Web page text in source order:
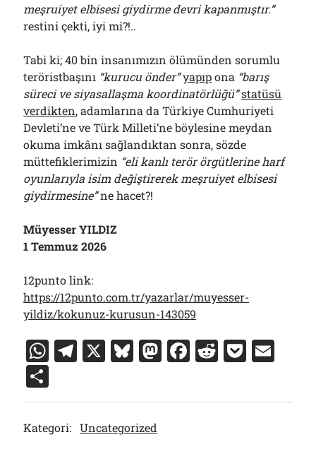
meşruiyet elbisesi giydirme devri kapanmıştır.”
restini çekti, iyi mi?!..
Tabi ki; 40 bin insanımızın ölümünden sorumlu
teröristbaşını “kurucu önder”yapıpona “barış
süreci ve siyasallaşma koordinatörlüğü”statüsü
verdikten, adamlarına da Türkiye Cumhuriyeti
Devleti’ne ve Türk Milleti’ne böylesine meydan
okuma imkânı sağlandıktan sonra, sözde
müttefiklerimizin “eli kanlı terör örgütlerine harf
oyunlarıyla isim değiştirerek meşruiyet elbisesi
giydirmesine”ne hacet?!
Müyesser YILDIZ
1 Temmuz 2026
12punto link:
https://12punto.com.tr/yazarlar/muyesser-
yildiz/kokunuz-kurusun-143059
W
at
s
A
T
e
gr
a
X Bl
e
s
k
M
st
F
c
R
d
P
c ai
h
ar
e
Kategori: Uncategorized